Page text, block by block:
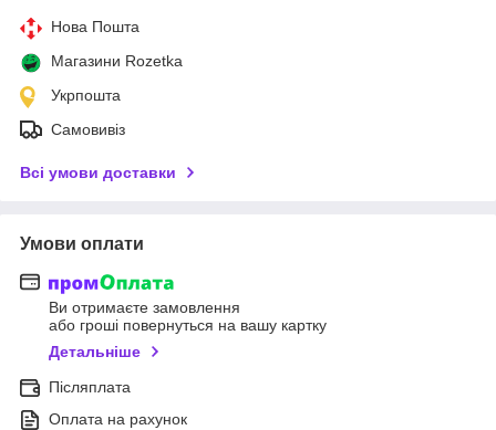
Нова Пошта
Магазини Rozetka
Укрпошта
Самовивіз
Всі умови доставки
Умови оплати
Ви отримаєте замовлення
або гроші повернуться на вашу картку
Детальніше
Післяплата
Оплата на рахунок